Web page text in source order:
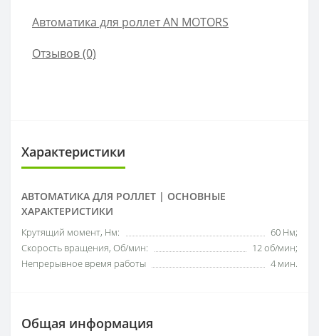
Автоматика для роллет AN MOTORS
Отзывов (0)
Характеристики
АВТОМАТИКА ДЛЯ РОЛЛЕТ | ОСНОВНЫЕ
ХАРАКТЕРИСТИКИ
Крутящий момент, Нм:
60 Нм;
Скорость вращения, Об/мин:
12 об/мин;
Непрерывное время работы
4 мин.
Общая информация